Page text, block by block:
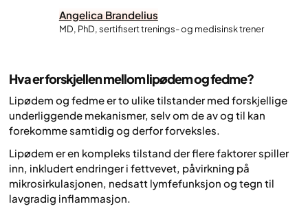
Angelica Brandelius
MD, PhD, sertifisert trenings- og medisinsk trener
Hva er forskjellen mellom lipødem og fedme?
Lipødem og fedme er to ulike tilstander med forskjellige
underliggende mekanismer, selv om de av og til kan
forekomme samtidig og derfor forveksles.
Lipødem er en kompleks tilstand der flere faktorer spiller
inn, inkludert endringer i fettvevet, påvirkning på
mikrosirkulasjonen, nedsatt lymfefunksjon og tegn til
lavgradig inflammasjon.